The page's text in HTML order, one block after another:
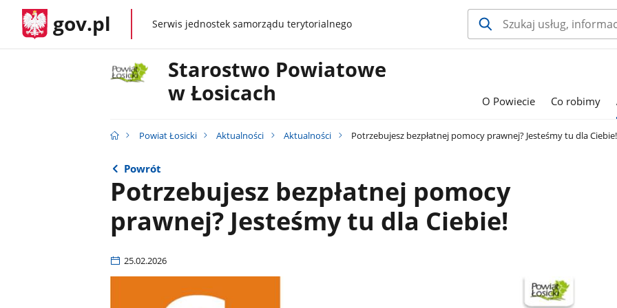
gov.pl gov.plSerwis jednostek samorządu terytorialnego
Starostwo Powiatowe
w Łosicach
O Powiecie Co robimy
Powiat Łosicki Aktualności Aktualności Potrzebujesz bezpłatnej pomocy prawnej? Jesteśmy tu dla Ciebie!
Powrót
Potrzebujesz bezpłatnej pomocy
prawnej? Jesteśmy tu dla Ciebie!
25.02.2026